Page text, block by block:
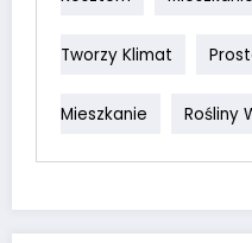
Tworzy Klimat
Mieszkanie Rośliny